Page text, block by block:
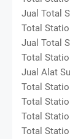
Jual Total
Total
Jual Total
Total
Jual Alat
Total
Total
Total
Total